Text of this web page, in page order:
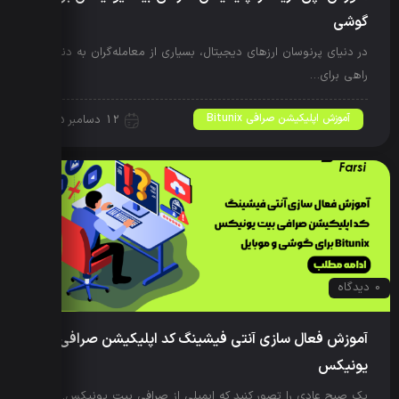
گوشی
در دنیای پرنوسان ارزهای دیجیتال، بسیاری از معامله‌گران به دنبال
راهی برای…
آموزش اپلیکیشن صرافی Bitunix 12 دسامبر 2025
0 دیدگاه
آموزش فعال سازی آنتی فیشینگ کد اپلیکیشن صرافی بیت
یونیکس